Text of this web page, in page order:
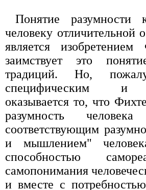
Понятие разумности
человеку отличительной
является
заимствует это
традиций. Но,
специфическим и
оказывается то, что
разумность
соответствующим
и мышлением"
способностью
самопонимания
и вместе с